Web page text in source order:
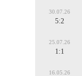
30.07.26
5:2
25.07.26
1:1
16.05.26